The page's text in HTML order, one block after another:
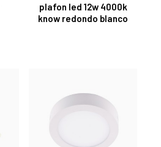
plafon led 12w 4000k
know redondo blanco